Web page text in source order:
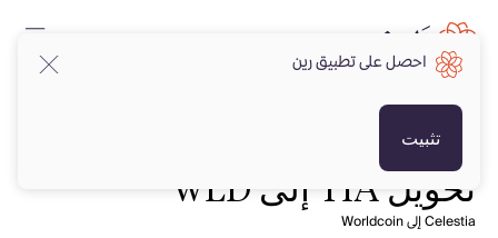
تحويل TIA إلى WLD
Celestia إلى Worldcoin
احصل على تطبيق رين
تثبيت